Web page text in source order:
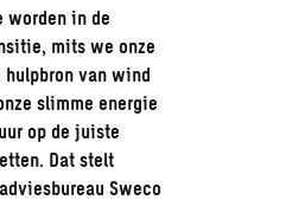
worden in de
mits we onze
van wind
slimme energie
op de juiste
Dat stelt
Sweco